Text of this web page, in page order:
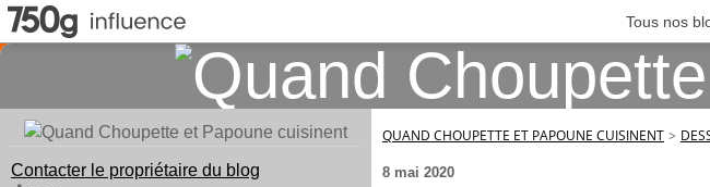
Tous nos
Contacter le propriétaire du blog
QUAND CHOUPETTE ET PAPOUNE CUISINENT >
8 mai 2020